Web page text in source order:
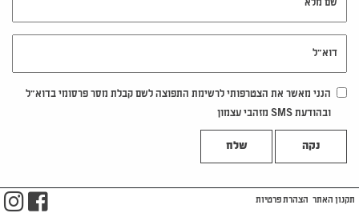
הנני מאשר את הצטרפותי לרשימת התפוצה לשם קבלת מסר פרסומי בדוא"ל
ובהודעת SMS מזהבי עצמון
נקה
תקנון האתר הצהרת פרטיות